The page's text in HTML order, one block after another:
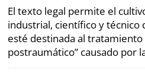
El texto legal permite el
industrial, científico y técnico
esté destinada al
postraumático” causado por